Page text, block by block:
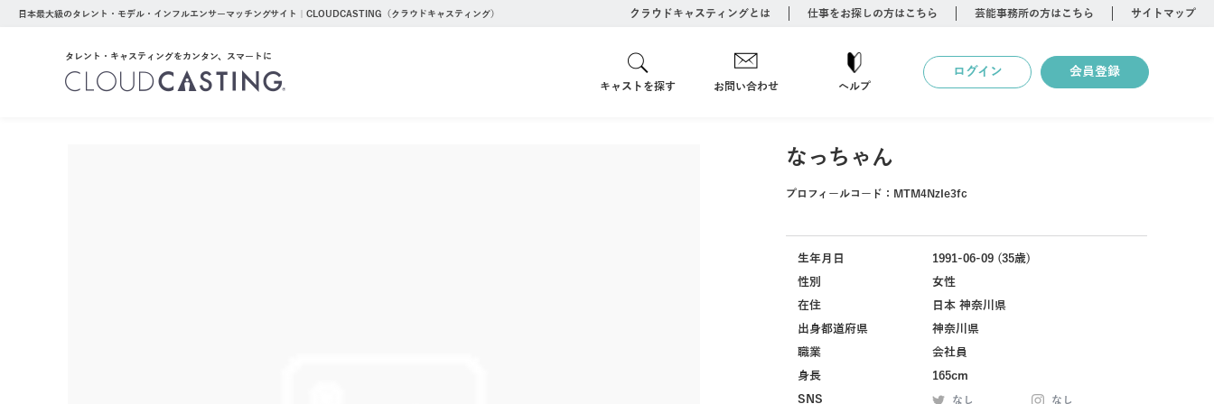
日本最大級のタレント・モデル・インフルエンサーマッチングサイト｜CLOUDCASTING（クラウドキャスティング） クラウドキャスティングとは 仕事をお探しの方はこちら 芸能事務所の方はこちら サイトマップ
タレント・キャスティングをカンタン、スマートに
キャストを探す お問い合わせ ヘルプ
ログイン 会員登録
なっちゃん
プロフィールコード： MTM4NzIe3fc
生年月日
1991-06-09 (35歳)
性別
女性
在住
日本 神奈川県
出身都道府県
神奈川県
職業
会社員
身長
165cm
SNS
なし なし